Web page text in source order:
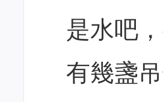
是水吧
有幾盞